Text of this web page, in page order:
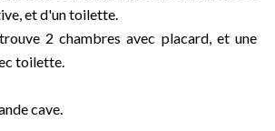
et d'un toilette.
2 chambres avec placard, et une
toilette.
cave.